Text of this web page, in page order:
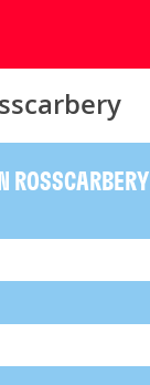
ROSSCARBERY